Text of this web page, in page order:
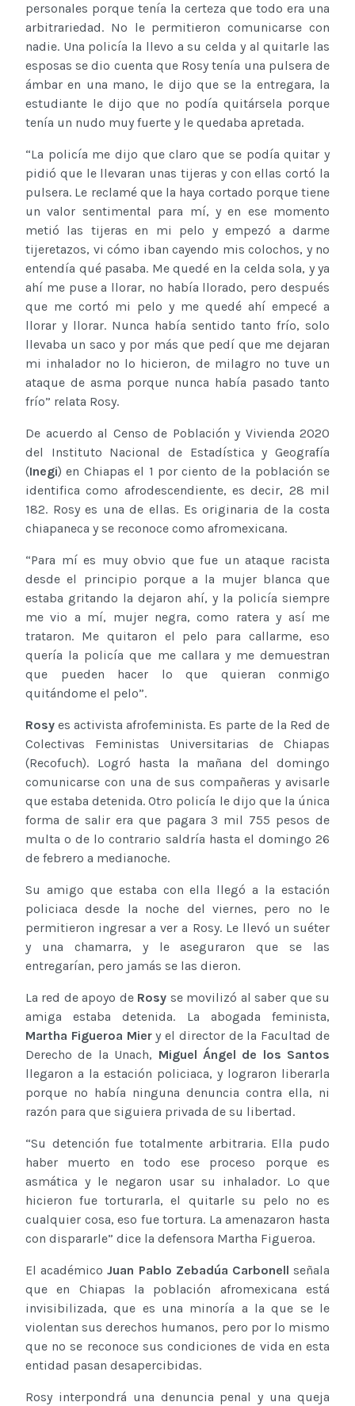
personales porque tenía la certeza que todo era una
arbitrariedad. No le permitieron comunicarse con
nadie. Una policía la llevo a su celda y al quitarle las
esposas se dio cuenta que Rosy tenía una pulsera de
ámbar en una mano, le dijo que se la entregara, la
estudiante le dijo que no podía quitársela porque
tenía un nudo muy fuerte y le quedaba apretada.
“La policía me dijo que claro que se podía quitar y
pidió que le llevaran unas tijeras y con ellas cortó la
pulsera. Le reclamé que la haya cortado porque tiene
un valor sentimental para mí, y en ese momento
metió las tijeras en mi pelo y empezó a darme
tijeretazos, vi cómo iban cayendo mis colochos, y no
entendía qué pasaba. Me quedé en la celda sola, y ya
ahí me puse a llorar, no había llorado, pero después
que me cortó mi pelo y me quedé ahí empecé a
llorar y llorar. Nunca había sentido tanto frío, solo
llevaba un saco y por más que pedí que me dejaran
mi inhalador no lo hicieron, de milagro no tuve un
ataque de asma porque nunca había pasado tanto
frío” relata Rosy.
De acuerdo al Censo de Población y Vivienda 2020
del Instituto Nacional de Estadística y Geografía
(Inegi) en Chiapas el 1 por ciento de la población se
identifica como afrodescendiente, es decir, 28 mil
182. Rosy es una de ellas. Es originaria de la costa
chiapaneca y se reconoce como afromexicana.
“Para mí es muy obvio que fue un ataque racista
desde el principio porque a la mujer blanca que
estaba gritando la dejaron ahí, y la policía siempre
me vio a mí, mujer negra, como ratera y así me
trataron. Me quitaron el pelo para callarme, eso
quería la policía que me callara y me demuestran
que pueden hacer lo que quieran conmigo
quitándome el pelo”.
Rosy es activista afrofeminista. Es parte de la Red de
Colectivas Feministas Universitarias de Chiapas
(Recofuch). Logró hasta la mañana del domingo
comunicarse con una de sus compañeras y avisarle
que estaba detenida. Otro policía le dijo que la única
forma de salir era que pagara 3 mil 755 pesos de
multa o de lo contrario saldría hasta el domingo 26
de febrero a medianoche.
Su amigo que estaba con ella llegó a la estación
policiaca desde la noche del viernes, pero no le
permitieron ingresar a ver a Rosy. Le llevó un suéter
y una chamarra, y le aseguraron que se las
entregarían, pero jamás se las dieron.
La red de apoyo de Rosy se movilizó al saber que su
amiga estaba detenida. La abogada feminista,
Martha Figueroa Miery el director de la Facultad de
Derecho de la Unach, Miguel Ángel de los Santos
llegaron a la estación policiaca, y lograron liberarla
porque no había ninguna denuncia contra ella, ni
razón para que siguiera privada de su libertad.
“Su detención fue totalmente arbitraria. Ella pudo
haber muerto en todo ese proceso porque es
asmática y le negaron usar su inhalador. Lo que
hicieron fue torturarla, el quitarle su pelo no es
cualquier cosa, eso fue tortura. La amenazaron hasta
con dispararle” dice la defensora Martha Figueroa.
El académicoJuan Pablo Zebadúa Carbonell señala
que en Chiapas la población afromexicana está
invisibilizada, que es una minoría a la que se le
violentan sus derechos humanos, pero por lo mismo
que no se reconoce sus condiciones de vida en esta
entidad pasan desapercibidas.
Rosy interpondrá una denuncia penal y una queja